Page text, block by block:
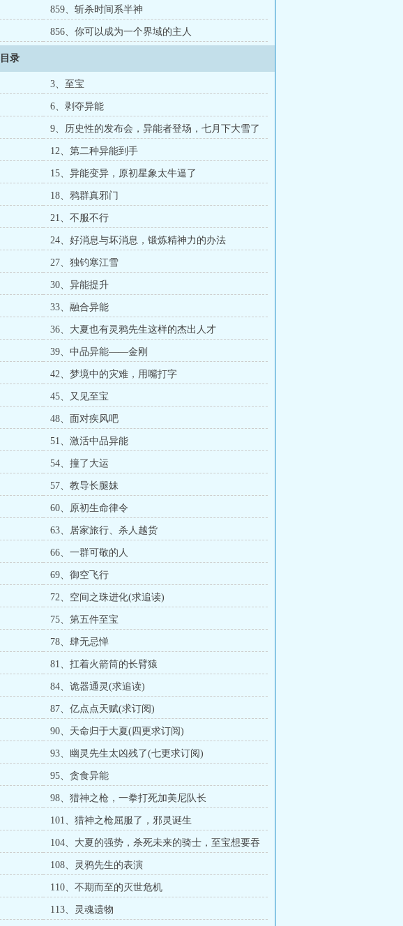
859、斩杀时间系半神
856、你可以成为一个界域的主人
录
3、至宝
6、剥夺异能
9、历史性的发布会，异能者登场，七月下大雪了
12、第二种异能到手
15、异能变异，原初星象太牛逼了
18、鸦群真邪门
21、不服不行
24、好消息与坏消息，锻炼精神力的办法
27、独钓寒江雪
30、异能提升
33、融合异能
36、大夏也有灵鸦先生这样的杰出人才
39、中品异能——金刚
42、梦境中的灾难，用嘴打字
45、又见至宝
48、面对疾风吧
51、激活中品异能
54、撞了大运
57、教导长腿妹
60、原初生命律令
63、居家旅行、杀人越货
66、一群可敬的人
69、御空飞行
72、空间之珠进化(求追读)
75、第五件至宝
78、肆无忌惮
81、扛着火箭筒的长臂猿
84、诡器通灵(求追读)
87、亿点点天赋(求订阅)
90、天命归于大夏(四更求订阅)
93、幽灵先生太凶残了(七更求订阅)
95、贪食异能
98、猎神之枪，一拳打死加美尼队长
101、猎神之枪屈服了，邪灵诞生
104、大夏的强势，杀死未来的骑士，至宝想要吞
噬异能
108、灵鸦先生的表演
110、不期而至的灭世危机
113、灵魂遗物